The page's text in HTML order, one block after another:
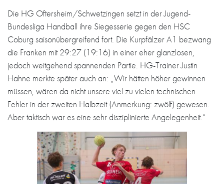
Die HG Oftersheim/Schwetzingen setzt in der Jugend-
Bundesliga Handball ihre Siegesserie gegen den HSC
Coburg saisonübergreifend fort. Die Kurpfälzer A1 bezwang
die Franken mit 29:27 (19:16) in einer eher glanzlosen,
jedoch weitgehend spannenden Partie. HG-Trainer Justin
Hahne merkte später auch an: „Wir hätten höher gewinnen
müssen, wären da nicht unsere viel zu vielen technischen
Fehler in der zweiten Halbzeit (Anmerkung: zwölf) gewesen.
Aber taktisch war es eine sehr disziplinierte Angelegenheit.“